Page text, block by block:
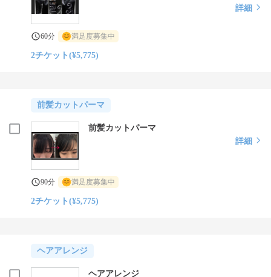
詳細
60分 満足度募集中
2チケット(¥5,775)
前髪カットパーマ
前髪カットパーマ
詳細
90分 満足度募集中
2チケット(¥5,775)
ヘアアレンジ
ヘアアレンジ